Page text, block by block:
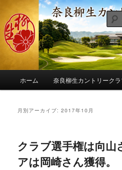
ン
コ
ン
へ
コ
ン
ツ
移
奈良柳生カント
ブログ
季節の話題、クラブの出来事、コー
筆、喜怒哀楽などを気まぐれに発信し
ホーム 奈良柳生カントリーク
月別アーカイブ:2017年10月
クラブ選手権は向山
アは岡崎さん獲得。